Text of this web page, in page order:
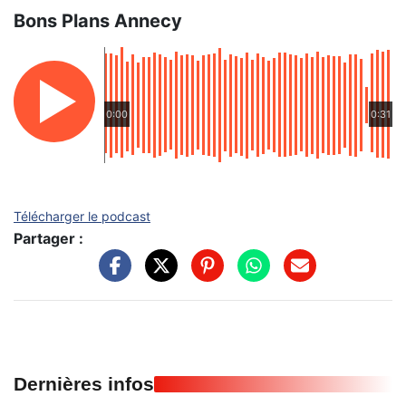
Bons Plans Annecy
0:00 0:31
Télécharger le podcast
Partager :
Dernières infos